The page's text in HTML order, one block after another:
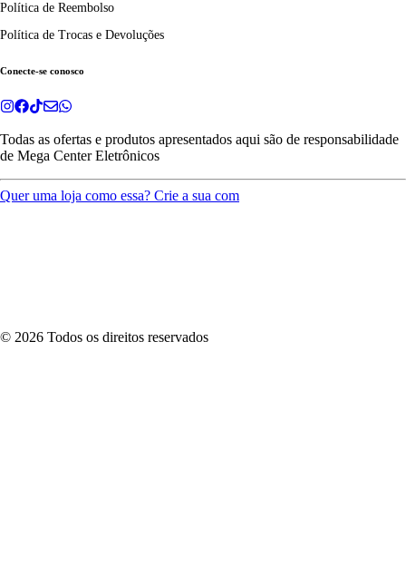
Política de Reembolso
Política de Trocas e Devoluções
Conecte-se conosco
Todas as ofertas e produtos apresentados aqui são de responsabilidade
de Mega Center Eletrônicos
Quer uma loja como essa? Crie a sua com
© 2026 Todos os direitos reservados